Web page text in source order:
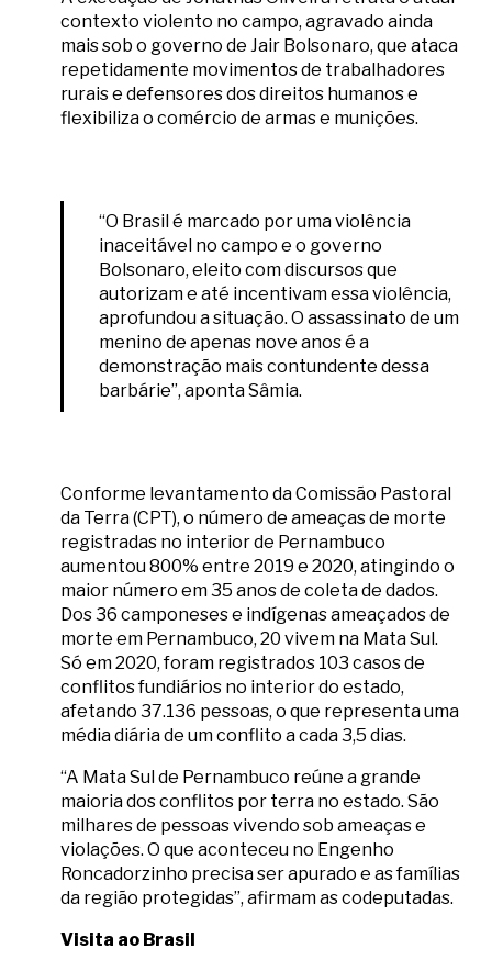
contexto violento no campo, agravado ainda
mais sob o governo de Jair Bolsonaro, que ataca
repetidamente movimentos de trabalhadores
rurais e defensores dos direitos humanos e
flexibiliza o comércio de armas e munições.
“O Brasil é marcado por uma violência
inaceitável no campo e o governo
Bolsonaro, eleito com discursos que
autorizam e até incentivam essa violência,
aprofundou a situação. O assassinato de um
menino de apenas nove anos é a
demonstração mais contundente dessa
barbárie”, aponta Sâmia.
Conforme levantamento da Comissão Pastoral
da Terra (CPT), o número de ameaças de morte
registradas no interior de Pernambuco
aumentou 800% entre 2019 e 2020, atingindo o
maior número em 35 anos de coleta de dados.
Dos 36 camponeses e indígenas ameaçados de
morte em Pernambuco, 20 vivem na Mata Sul.
Só em 2020, foram registrados 103 casos de
conflitos fundiários no interior do estado,
afetando 37.136 pessoas, o que representa uma
média diária de um conflito a cada 3,5 dias.
“A Mata Sul de Pernambuco reúne a grande
maioria dos conflitos por terra no estado. São
milhares de pessoas vivendo sob ameaças e
violações. O que aconteceu no Engenho
Roncadorzinho precisa ser apurado e as famílias
da região protegidas”, afirmam as codeputadas.
Visita ao Brasil